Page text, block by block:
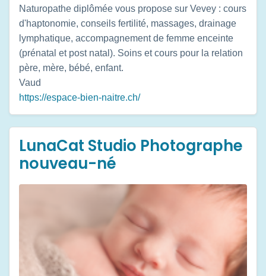
Naturopathe diplômée vous propose sur Vevey : cours
d'haptonomie, conseils fertilité, massages, drainage
lymphatique, accompagnement de femme enceinte
(prénatal et post natal). Soins et cours pour la relation
père, mère, bébé, enfant.
Vaud
https://espace-bien-naitre.ch/
LunaCat Studio Photographe
nouveau-né